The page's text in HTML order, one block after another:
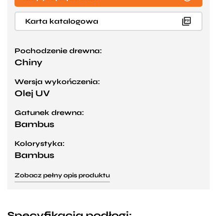
Karta katalogowa
Pochodzenie drewna:
Chiny
Wersja wykończenia:
Olej UV
Gatunek drewna:
Bambus
Kolorystyka:
Bambus
Zobacz pełny opis produktu